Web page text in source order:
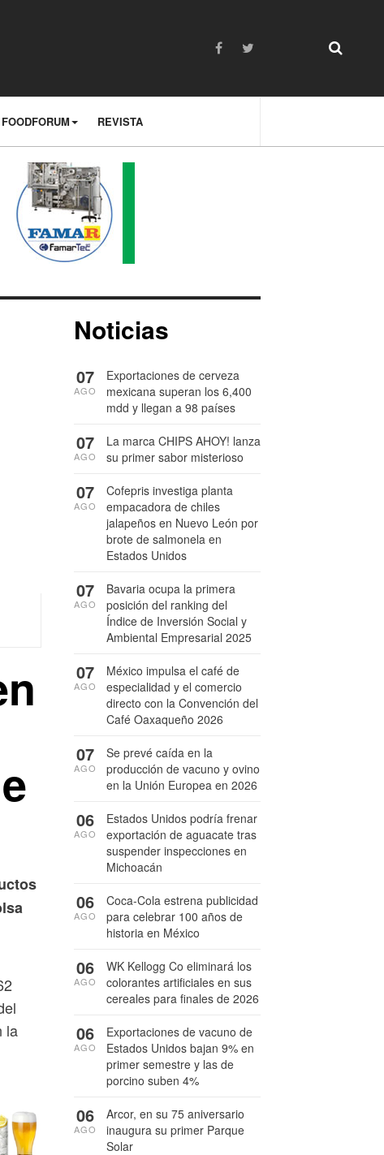
FOODFORUM REVISTA
la
Noticias
Exportaciones de cerveza
mexicana superan los 6,400
mdd y llegan a 98 países
07
AGO
La marca CHIPS AHOY! lanza
su primer sabor misterioso
07
AGO
Cofepris investiga planta
empacadora de chiles
jalapeños en Nuevo León por
brote de salmonela en
Estados Unidos
07
AGO
Bavaria ocupa la primera
posición del ranking del
Índice de Inversión Social y
Ambiental Empresarial 2025
07
AGO
México impulsa el café de
especialidad y el comercio
directo con la Convención del
Café Oaxaqueño 2026
07
AGO
Se prevé caída en la
producción de vacuno y ovino
en la Unión Europea en 2026
07
AGO
Estados Unidos podría frenar
exportación de aguacate tras
suspender inspecciones en
Michoacán
06
AGO
Coca-Cola estrena publicidad
para celebrar 100 años de
historia en México
06
AGO
WK Kellogg Co eliminará los
colorantes artificiales en sus
cereales para finales de 2026
06
AGO
Exportaciones de vacuno de
Estados Unidos bajan 9% en
primer semestre y las de
porcino suben 4%
06
AGO
Arcor, en su 75 aniversario
inaugura su primer Parque
Solar
06
AGO